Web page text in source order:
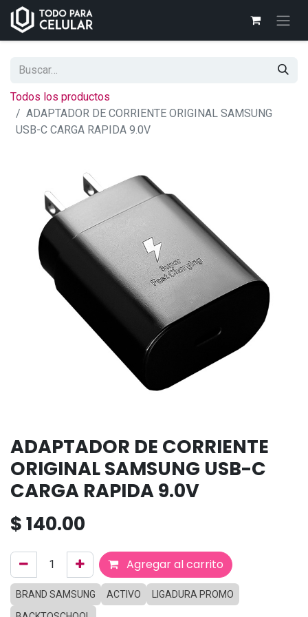
Todos los productos
ADAPTADOR DE CORRIENTE ORIGINAL SAMSUNG
USB-C CARGA RAPIDA 9.0V
ADAPTADOR DE CORRIENTE
ORIGINAL SAMSUNG USB-C
CARGA RAPIDA 9.0V
$140.00
Agregar al carrito
BRAND SAMSUNG ACTIVO
LIGADURA PROMO